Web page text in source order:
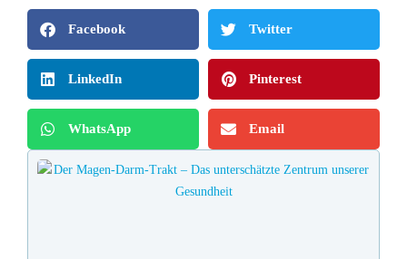
Facebook Twitter
LinkedIn Pinterest
WhatsApp Email